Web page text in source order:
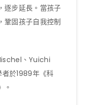
逐步延長。當孩子
鞏固孩子自我控制
、Yuichi
於1989年《科
。